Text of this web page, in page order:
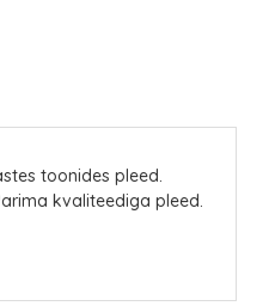
toonides pleed.
kvaliteediga pleed.